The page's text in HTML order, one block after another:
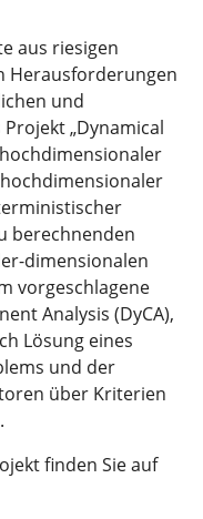
aus riesigen
Herausforderungen
und
„Dynamical
berechnenden
dimensionalen
vorgeschlagene
Analysis (DyCA),
Lösung eines
und der
über Kriterien
finden Sie auf